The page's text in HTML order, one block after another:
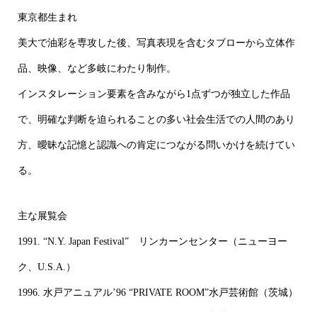
東京都生まれ
美大で油彩を専攻した後、写真表現を含むタブローから立体作
品、映像、など多岐にわたり制作。
インスタレーション要素を含みながら1点ずつが独立した作品
で、明確な判断を迫られることの多い社会生活での人間のあり
方、曖昧な記憶と認識への肯定につながる問いかけを続けてい
る。
主な展覧会
1991. “N.Y. Japan Festival” リンカーンセンター（ニューヨー
ク、U.S.A.）
1996. 水戸アニュアル’96 “PRIVATE ROOM”水戸芸術館（茨城）